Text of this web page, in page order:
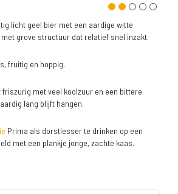
licht geel bier met een aardige witte
grove structuur dat relatief snel inzakt.
fruitig en hoppig.
friszurig met veel koolzuur en een bittere
lang blijft hangen.
Prima als dorstlesser te drinken op een
met een plankje jonge, zachte kaas.